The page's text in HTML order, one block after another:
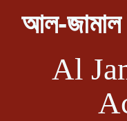
আল-জামাল
Al